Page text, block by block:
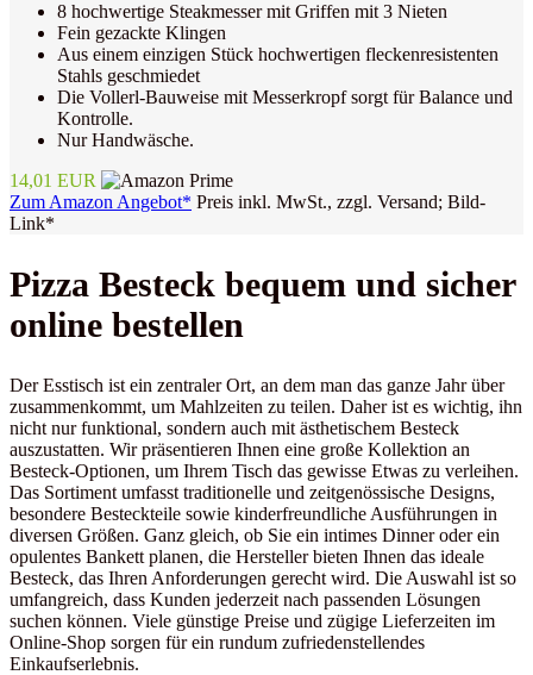
8 hochwertige Steakmesser mit Griffen mit 3 Nieten
Fein gezackte Klingen
Aus einem einzigen Stück hochwertigen fleckenresistenten
Stahls geschmiedet
Die Vollerl-Bauweise mit Messerkropf sorgt für Balance und
Kontrolle.
Nur Handwäsche.
14,01 EUR
Zum Amazon Angebot* Preis inkl. MwSt., zzgl. Versand; Bild-
Link*
Pizza Besteck bequem und sicher
online bestellen
Der Esstisch ist ein zentraler Ort, an dem man das ganze Jahr über
zusammenkommt, um Mahlzeiten zu teilen. Daher ist es wichtig, ihn
nicht nur funktional, sondern auch mit ästhetischem Besteck
auszustatten. Wir präsentieren Ihnen eine große Kollektion an
Besteck-Optionen, um Ihrem Tisch das gewisse Etwas zu verleihen.
Das Sortiment umfasst traditionelle und zeitgenössische Designs,
besondere Besteckteile sowie kinderfreundliche Ausführungen in
diversen Größen. Ganz gleich, ob Sie ein intimes Dinner oder ein
opulentes Bankett planen, die Hersteller bieten Ihnen das ideale
Besteck, das Ihren Anforderungen gerecht wird. Die Auswahl ist so
umfangreich, dass Kunden jederzeit nach passenden Lösungen
suchen können. Viele günstige Preise und zügige Lieferzeiten im
Online-Shop sorgen für ein rundum zufriedenstellendes
Einkaufserlebnis.